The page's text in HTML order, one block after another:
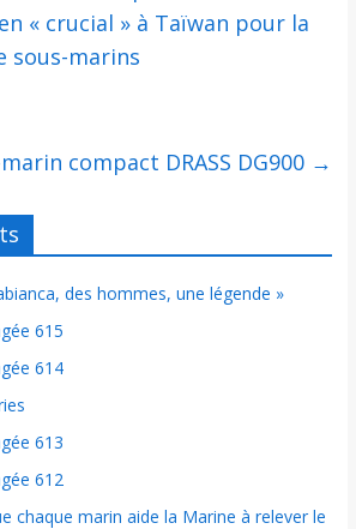
« crucial » à Taïwan pour la
sous-marins
compact DRASS DG900 →
des hommes, une légende »
615
614
613
612
chaque marin aide la Marine à relever le